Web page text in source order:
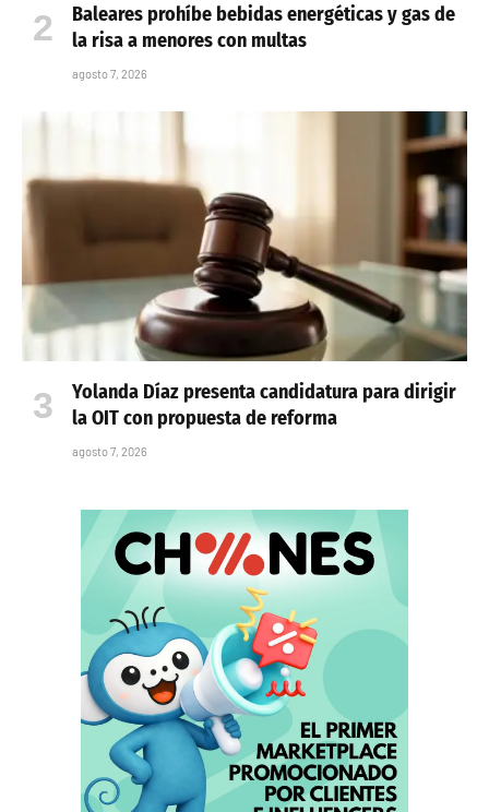
Baleares prohíbe bebidas energéticas y gas de
la risa a menores con multas
agosto 7, 2026
Yolanda Díaz presenta candidatura para dirigir
la OIT con propuesta de reforma
agosto 7, 2026